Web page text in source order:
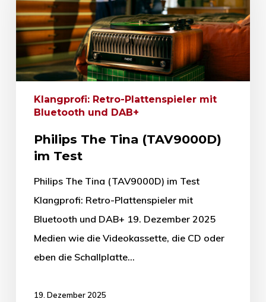
Klangprofi: Retro-Plattenspieler mit
Bluetooth und DAB+
Philips The Tina (TAV9000D)
im Test
Philips The Tina (TAV9000D) im Test
Klangprofi: Retro-Plattenspieler mit
Bluetooth und DAB+ 19. Dezember 2025
Medien wie die Videokassette, die CD oder
eben die Schallplatte…
19. Dezember 2025